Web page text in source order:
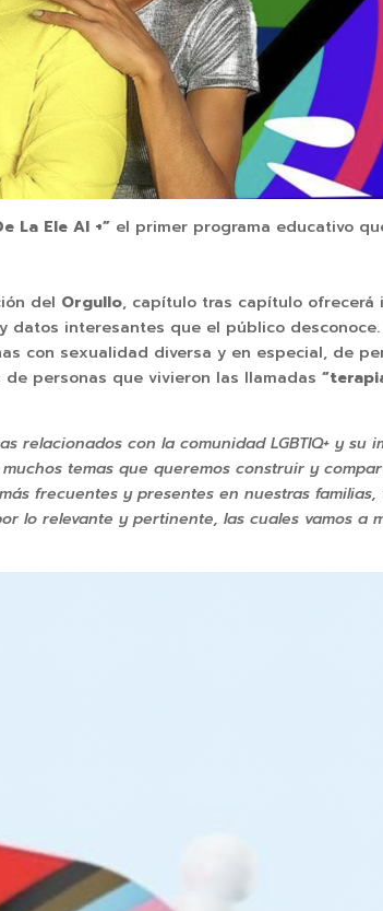
La Ele Al +” el primer programa educativo
del Orgullo, capítulo tras capítulo ofrecerá
interesantes que el público
con sexualidad diversa y en especial, de
de personas que vivieron las llamadas
relacionados con la comunidad LGBTIQ+ y
temas que queremos construir y
frecuentes y presentes en nuestras familias,
lo relevante y pertinente, las cuales vamos a